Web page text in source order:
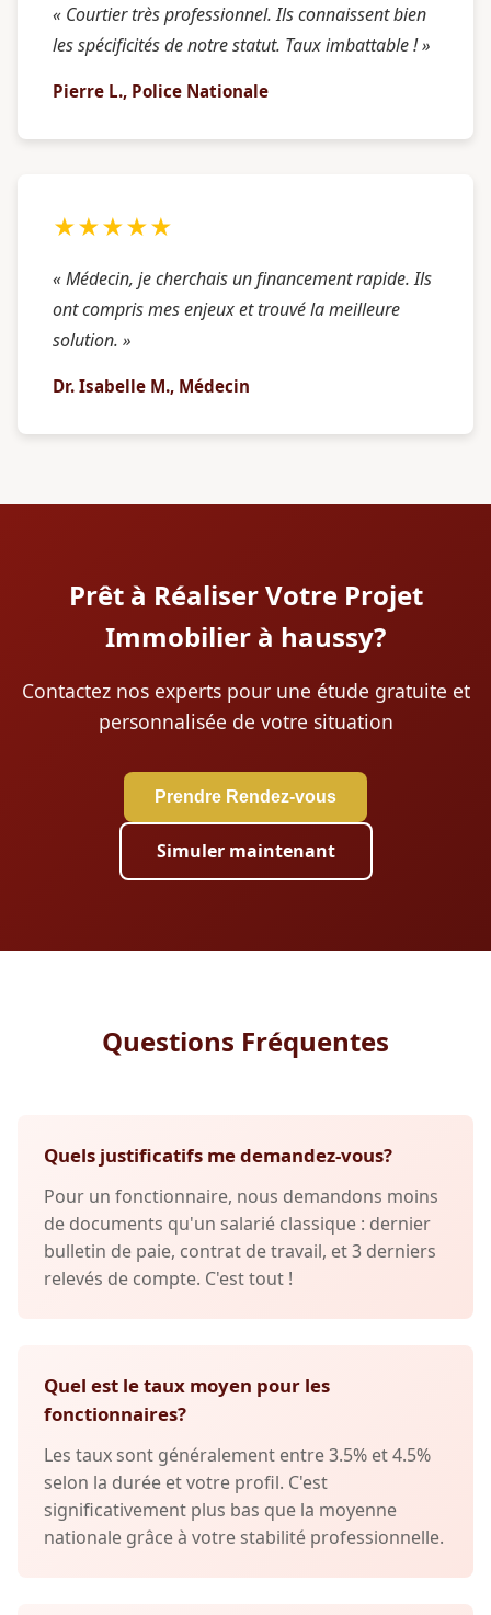
« Courtier très professionnel. Ils connaissent bien
les spécificités de notre statut. Taux imbattable ! »
Pierre L., Police Nationale
★★★★★
« Médecin, je cherchais un financement rapide. Ils
ont compris mes enjeux et trouvé la meilleure
solution. »
Dr. Isabelle M., Médecin
Prêt à Réaliser Votre Projet
Immobilier à haussy?
Contactez nos experts pour une étude gratuite et
personnalisée de votre situation
Prendre Rendez-vous
Simuler maintenant
Questions Fréquentes
Quels justificatifs me demandez-vous?
Pour un fonctionnaire, nous demandons moins
de documents qu'un salarié classique : dernier
bulletin de paie, contrat de travail, et 3 derniers
relevés de compte. C'est tout !
Quel est le taux moyen pour les
fonctionnaires?
Les taux sont généralement entre 3.5% et 4.5%
selon la durée et votre profil. C'est
significativement plus bas que la moyenne
nationale grâce à votre stabilité professionnelle.